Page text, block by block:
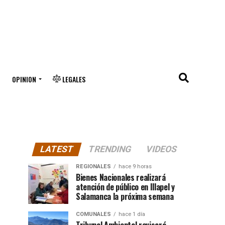
OPINION LEGALES
LATEST TRENDING VIDEOS
REGIONALES hace 9 horas
Bienes Nacionales realizará
atención de público en Illapel y
Salamanca la próxima semana
COMUNALES hace 1 día